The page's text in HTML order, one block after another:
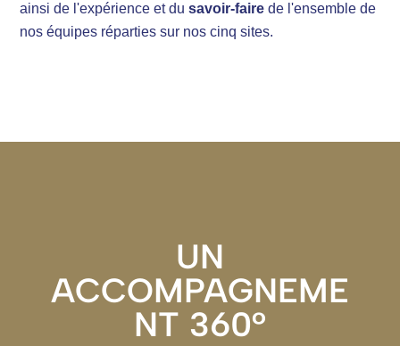
ainsi de l'expérience et dusavoir-faire de l'ensemble de
nos équipes réparties sur nos cinq sites.
UN
ACCOMPAGNEME
NT 360°